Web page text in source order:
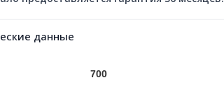
данные
700